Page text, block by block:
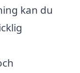
kan du